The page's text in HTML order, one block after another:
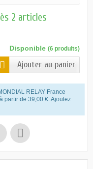
2 articles
Disponible (6 produits)
Ajouter au panier
RELAY France
partir de 39,00 €. Ajoutez